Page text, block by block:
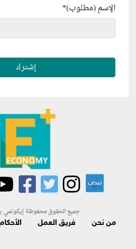
الإسم (مطلوب)*
جميع الحقوق محفوظة إيكونمي بلس
من نحن فريق العمل